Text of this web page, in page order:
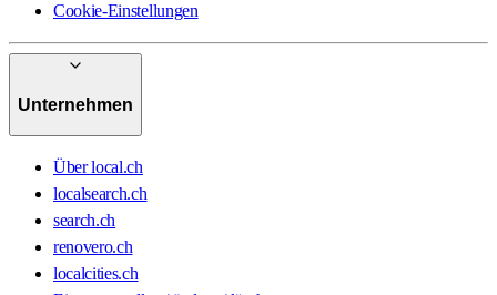
Cookie-Einstellungen
Unternehmen
Über local.ch
localsearch.ch
search.ch
renovero.ch
localcities.ch